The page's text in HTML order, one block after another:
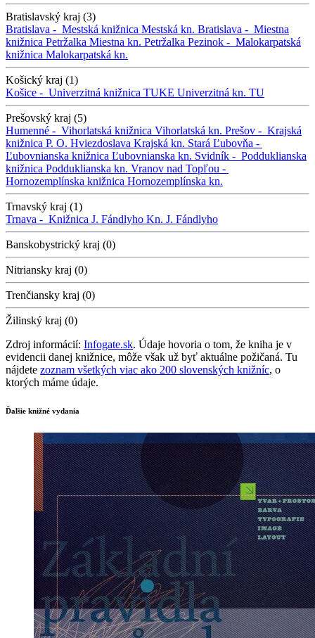
Bratislavský kraj (3)
Bratislava - Mestská knižnica Mestská kn. Bratislava - Miestna
knižnica Petržalka Miestna kn. Petržalka Pezinok - Malokarpatská
knižnica Malokarpatská kn.
Košický kraj (1)
Košice - Univerzitná knižnica TUKE Univerzitná kn. TU
Prešovský kraj (5)
Humenné - Vihorlatská knižnica Vihorlatská kn. Prešov - Krajská
knižnica P. O. Hviezdoslava Krajská kn. Stará Ľubovňa -
Ľubovnianska knižnica Ľubovnianska kn. Svidník - Podduklianska
knižnica Podduklianska kn. Vranov nad Topľou -
Hornozemplínska knižnica Hornozemplínska kn.
Trnavský kraj (1)
Trnava - Knižnica J. Fándlyho Kn. J. Fándlyho
Banskobystrický kraj (0)
Nitriansky kraj (0)
Trenčiansky kraj (0)
Žilinský kraj (0)
Zdroj informácií: Infogate.sk. Údaje hovoria o tom, že kniha je v
evidencii danej knižnice, môže však už byť aktuálne požičaná. Tu
nájdete zoznam všetkých viac ako 200 slovenských knižníc, o
ktorých máme údaje.
Ďalšie knižné vydania